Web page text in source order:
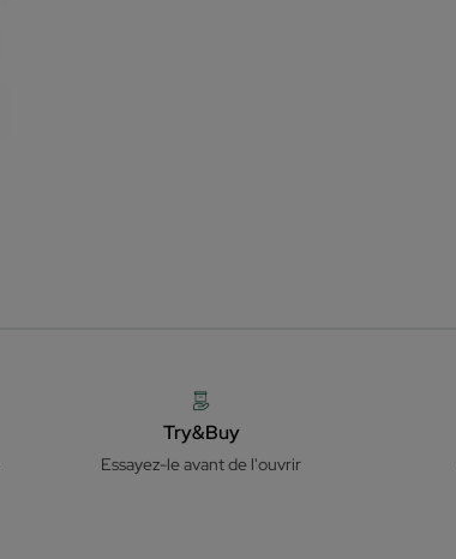
Try&Buy
Essayez-le avant de l'ouvrir